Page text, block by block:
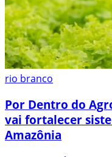
rio branco
Por Dentro do
vai fortalecer
Amazônia